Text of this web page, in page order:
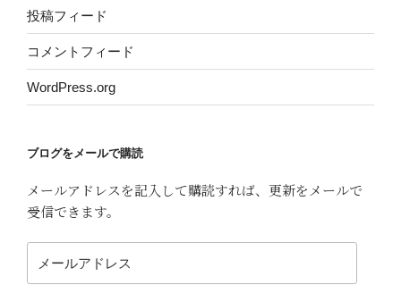
投稿フィード
コメントフィード
WordPress.org
ブログをメールで購読
メールアドレスを記入して購読すれば、更新をメールで
受信できます。
ー